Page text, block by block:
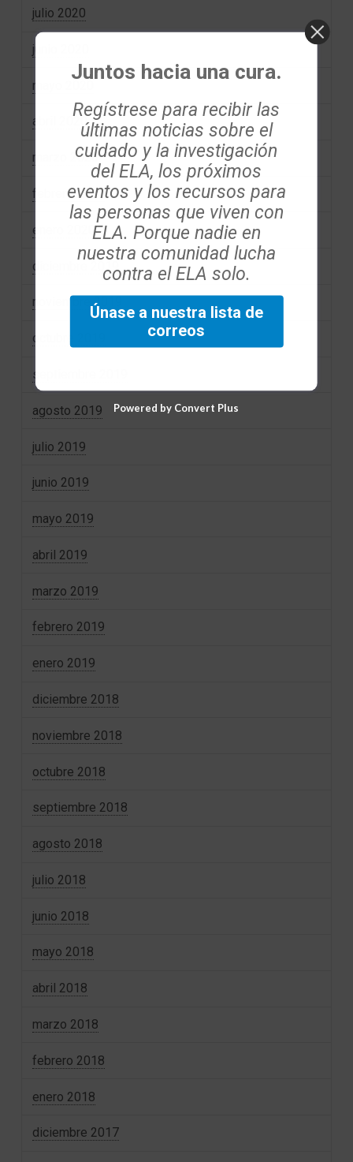
julio 2020
junio 2020
mayo 2020
abril 2020
marzo 2020
febrero 2020
enero 2020
diciembre 2019
noviembre 2019
octubre 2019
septiembre 2019
agosto 2019
julio 2019
junio 2019
mayo 2019
abril 2019
marzo 2019
febrero 2019
enero 2019
diciembre 2018
noviembre 2018
octubre 2018
septiembre 2018
agosto 2018
julio 2018
junio 2018
mayo 2018
abril 2018
marzo 2018
febrero 2018
enero 2018
diciembre 2017
Juntos hacia una cura.
Regístrese para recibir las
últimas noticias sobre el
cuidado y la investigación
del ELA, los próximos
eventos y los recursos para
las personas que viven con
ELA. Porque nadie en
nuestra comunidad lucha
contra el ELA solo.
Únase a nuestra lista de
correos
Powered by Convert Plus